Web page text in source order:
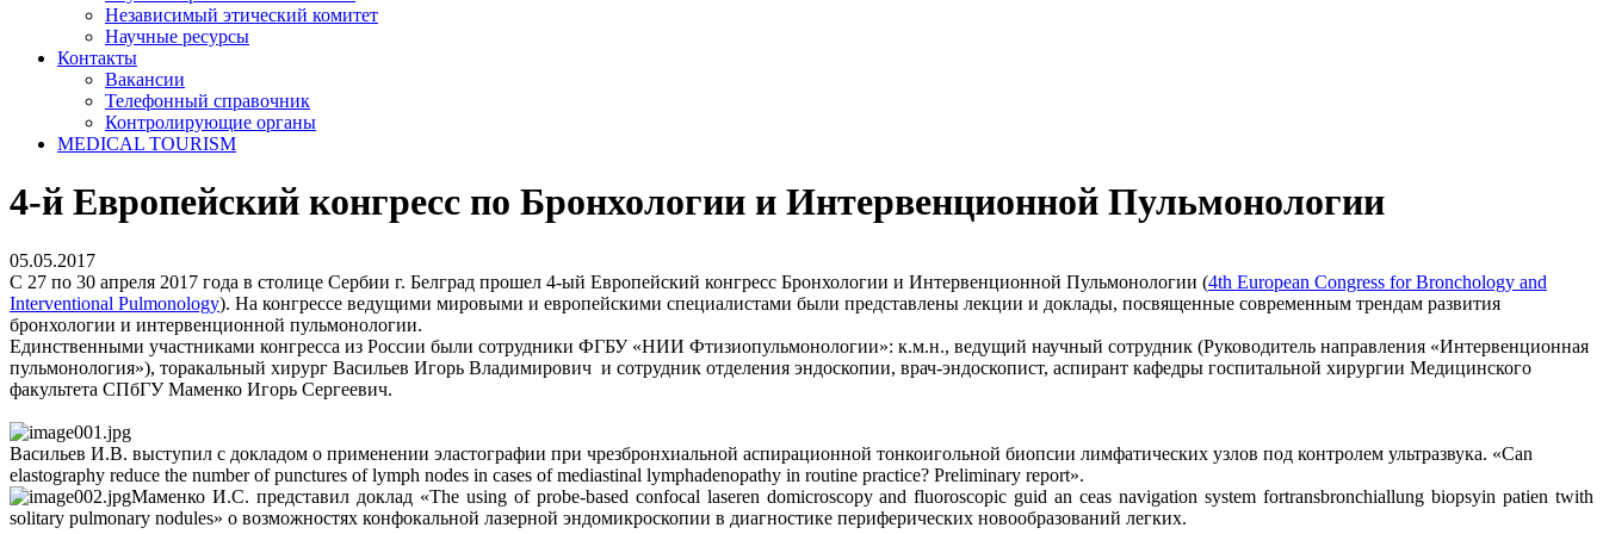
Независимый этический комитет
Научные ресурсы
Контакты
Вакансии
Телефонный справочник
Контролирующие органы
MEDICAL TOURISM
4-й Европейский конгресс по Бронхологии и Интервенционной Пульмонологии
05.05.2017
С 27 по 30 апреля 2017 года в столице Сербии г. Белград прошел 4-ый Европейский конгресс Бронхологии и Интервенционной Пульмонологии (4th European Congress for Bronchology and
Interventional Pulmonology). На конгрессе ведущими мировыми и европейскими специалистами были представлены лекции и доклады, посвященные современным трендам развития
бронхологии и интервенционной пульмонологии.
Единственными участниками конгресса из России были сотрудники ФГБУ «НИИ Фтизиопульмонологии»: к.м.н., ведущий научный сотрудник (Руководитель направления «Интервенционная
пульмонология»), торакальный хирург Васильев Игорь Владимирович и сотрудник отделения эндоскопии, врач-эндоскопист, аспирант кафедры госпитальной хирургии Медицинского
факультета СПбГУ Маменко Игорь Сергеевич.
Васильев И.В. выступил с докладом о применении эластографии при чрезбронхиальной аспирационной тонкоигольной биопсии лимфатических узлов под контролем ультразвука. «Can
elastography reduce the number of punctures of lymph nodes in cases of mediastinal lymphadenopathy in routine practice? Preliminary report».
Маменко И.С. представил доклад «The using of probe-based confocal laseren domicroscopy and fluoroscopic guid an ceas navigation system fortransbronchiallung biopsyin patien twith
solitary pulmonary nodules» о возможностях конфокальной лазерной эндомикроскопии в диагностике периферических новообразований легких.